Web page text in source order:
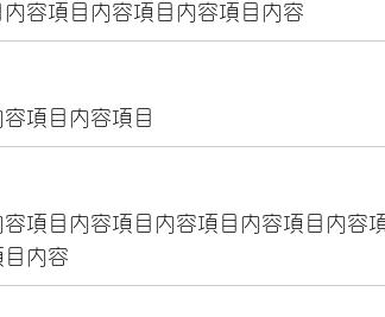
容項目内容項目内容項目内容
項目内容項目
項目内容項目内容項目内容項目内容
内容